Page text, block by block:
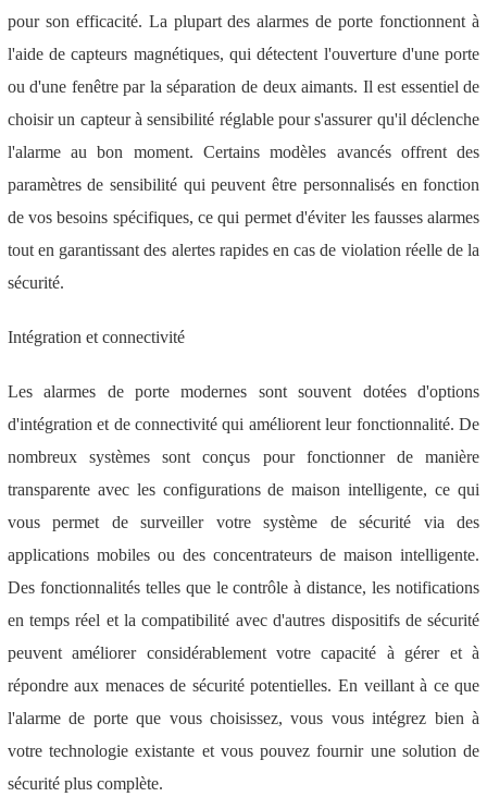
pour son efficacité. La plupart des alarmes de porte fonctionnent à
l'aide de capteurs magnétiques, qui détectent l'ouverture d'une porte
ou d'une fenêtre par la séparation de deux aimants. Il est essentiel de
choisir un capteur à sensibilité réglable pour s'assurer qu'il déclenche
l'alarme au bon moment. Certains modèles avancés offrent des
paramètres de sensibilité qui peuvent être personnalisés en fonction
de vos besoins spécifiques, ce qui permet d'éviter les fausses alarmes
tout en garantissant des alertes rapides en cas de violation réelle de la
sécurité.
Intégration et connectivité
Les alarmes de porte modernes sont souvent dotées d'options
d'intégration et de connectivité qui améliorent leur fonctionnalité. De
nombreux systèmes sont conçus pour fonctionner de manière
transparente avec les configurations de maison intelligente, ce qui
vous permet de surveiller votre système de sécurité via des
applications mobiles ou des concentrateurs de maison intelligente.
Des fonctionnalités telles que le contrôle à distance, les notifications
en temps réel et la compatibilité avec d'autres dispositifs de sécurité
peuvent améliorer considérablement votre capacité à gérer et à
répondre aux menaces de sécurité potentielles. En veillant à ce que
l'alarme de porte que vous choisissez, vous vous intégrez bien à
votre technologie existante et vous pouvez fournir une solution de
sécurité plus complète.